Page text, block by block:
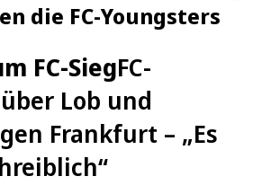
die FC-Youngsters
FC-SiegFC-
Lob und
Frankfurt – „Es